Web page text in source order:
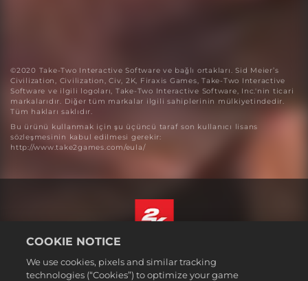
©2020 Take-Two Interactive Software ve bağlı ortakları. Sid Meier’s
Civilization, Civilization, Civ, 2K, Firaxis Games, Take-Two Interactive
Software ve ilgili logoları, Take-Two Interactive Software, Inc.'nin ticari
markalarıdır. Diğer tüm markalar ilgili sahiplerinin mülkiyetindedir.
Tüm hakları saklıdır.
Bu ürünü kullanmak için şu üçüncü taraf son kullanıcı lisans
sözleşmesinin kabul edilmesi gerekir:
http://www.take2games.com/eula/
Hizmet Şartları
Türkçe
COOKIE NOTICE
We use cookies, pixels and similar tracking
technologies (“Cookies”) to optimize your game